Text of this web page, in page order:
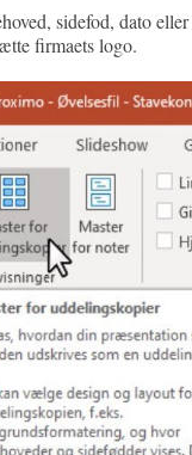
sidefod, dato
firmaets logo.